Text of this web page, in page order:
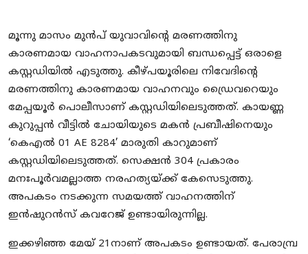
Earn Money
Tutorials
Malayalam
മൂന്നു മാസം മുൻപ് യുവാവിന്റെ മരണത്തിനു
കാരണമായ വാഹനാപകടവുമായി ബന്ധപ്പെട്ട് ഒരാളെ
കസ്റ്റഡിയിൽ എടുത്തു. കീഴ്പയൂരിലെ നിവേദിന്റെ
മരണത്തിനു കാരണമായ വാഹനവും ഡ്രൈവറെയും
മേപ്പയൂർ പൊലീസാണ് കസ്റ്റഡിയിലെടുത്തത്. കായണ്ണ
കുറുപ്പൻ വീട്ടിൽ ചോയിയുടെ മകൻ പ്രബീഷിനെയും
‘കെഎൽ 01 AE 8284’ മാരുതി കാറുമാണ്
കസ്റ്റഡിയിലെടുത്തത്. സെക്ഷൻ 304 പ്രകാരം
മനഃപൂർവമല്ലാത്ത നരഹത്യയ്ക്ക് കേസെടുത്തു.
അപകടം നടക്കുന്ന സമയത്ത് വാഹനത്തിന്
ഇൻഷുറൻസ് കവറേജ് ഉണ്ടായിരുന്നില്ല.
ഇക്കഴിഞ്ഞ മേയ് 21നാണ് അപകടം ഉണ്ടായത്. പേരാമ്പ്ര